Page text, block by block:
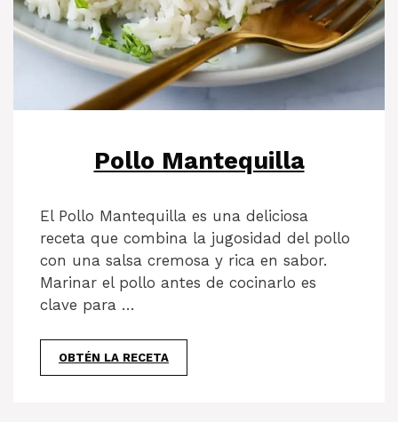
Pollo Mantequilla
El Pollo Mantequilla es una deliciosa
receta que combina la jugosidad del pollo
con una salsa cremosa y rica en sabor.
Marinar el pollo antes de cocinarlo es
clave para …
OBTÉN LA RECETA